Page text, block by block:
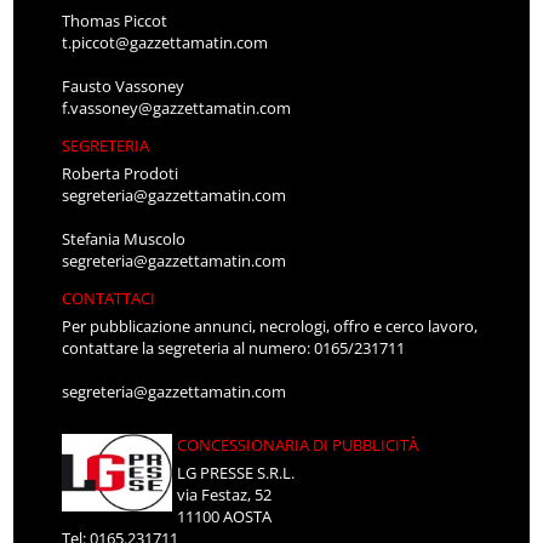
Thomas Piccot
t.piccot@gazzettamatin.com
Fausto Vassoney
f.vassoney@gazzettamatin.com
SEGRETERIA
Roberta Prodoti
segreteria@gazzettamatin.com
Stefania Muscolo
segreteria@gazzettamatin.com
CONTATTACI
Per pubblicazione annunci, necrologi, offro e cerco lavoro,
contattare la segreteria al numero: 0165/231711
segreteria@gazzettamatin.com
CONCESSIONARIA DI PUBBLICITÀ
LG PRESSE S.R.L.
via Festaz, 52
11100 AOSTA
Tel: 0165.231711